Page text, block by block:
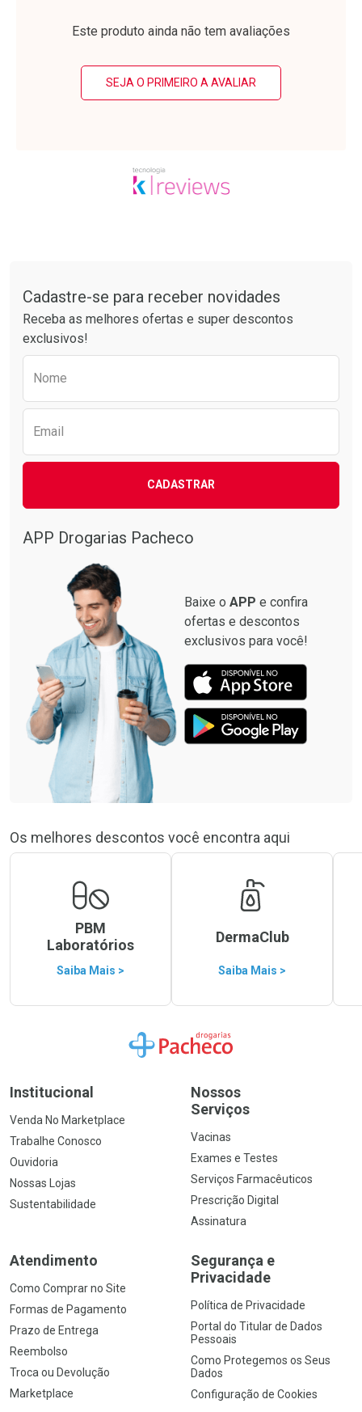
Laboratório
Por R$ 30,61/cada
Por Menos Laboratório
Por R$ 74,99/cada
Por Menos
Este produto ainda não tem avaliações
SEJA O PRIMEIRO A AVALIAR
Cadastre-se para receber novidades
Receba as melhores ofertas e super descontos
exclusivos!
Nome
Email
CADASTRAR
APP Drogarias Pacheco
Baixe o APP e confira
ofertas e descontos
exclusivos para você!
Os melhores descontos você encontra aqui
PBM
Laboratórios
Saiba Mais >
DermaClub
Saiba Mais >
Ir para a Home
Institucional
Venda No Marketplace
Trabalhe Conosco
Ouvidoria
Nossas Lojas
Sustentabilidade
Nossos
Serviços
Vacinas
Exames e Testes
Serviços Farmacêuticos
Prescrição Digital
Assinatura
Atendimento
Como Comprar no Site
Formas de Pagamento
Prazo de Entrega
Reembolso
Troca ou Devolução
Marketplace
Segurança e
Privacidade
Política de Privacidade
Portal do Titular de Dados
Pessoais
Como Protegemos os Seus
Dados
Configuração de Cookies